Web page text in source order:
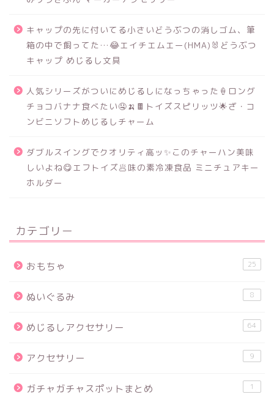
キャップの先に付いてる小さいどうぶつの消しゴム、筆
箱の中で飼ってた…😂エイチエムエー(HMA)🐰どうぶつ
キャップ めじるし文具
人気シリーズがついにめじるしになっちゃった🍦ロング
チョコバナナ食べたい🤤🍌🍫トイズスピリッツ🌟ざ・コ
ンビニソフトめじるしチャーム
ダブルスイングでクオリティ高ッ✨このチャーハン美味
しいよね😋エフトイズ🥟味の素冷凍食品 ミニチュアキー
ホルダー
カテゴリー
おもちゃ 25
ぬいぐるみ 8
めじるしアクセサリー 64
アクセサリー 9
ガチャガチャスポットまとめ 1